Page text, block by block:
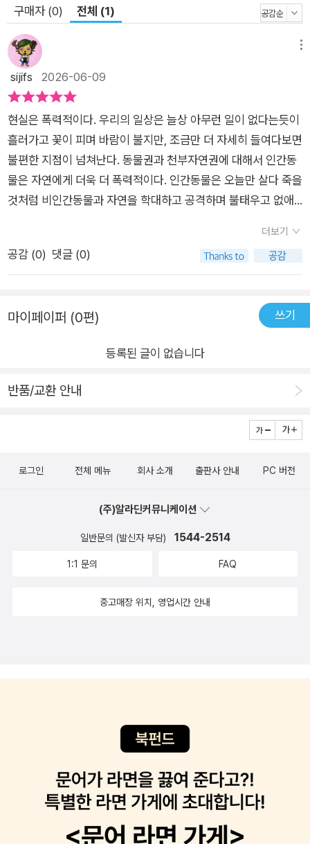
이는 수천억 마리의 물고기가 아무 이유 없이 죽임을 당한다는 말
인한 기마 사냥은 전통의 이름으로 계속되고 있다. 착취와 파괴의
근저에는 “자기가 동물이 아니라고 생각하는 유일한 동물”인 인
간이 다른 동물보다 우월하다는 생각이 놓여 있다. 저자는 이를
성찰을 검토한다. 우선 몽테뉴, 제러미 벤담은 지능의 서열화에
의문을 표했고, 플루타르코스, 피타고라스, 루소는 동물이 불필요
하게 고통받아서는 안 된다는 사실을 그들의 시대에 이미 옹호했
다. 저자는 이런 생각이 일시적인 유행이나 갑자기 등장한 것이
아니라 수세기 동안 존재해 온 윤리적 태도라고 말한다. 3. 멸종
을 이어가는 작은 영웅들의 이야기 바키타는 몸길이 150센티미
0마리밖에 남지 않은 멸종 위기종이다. 저자는 적은 수이지만 여
전히 존재하는 바키타가 회복력과 희망의 강력한 상징이라고 말
한다. 어업으로 멸종 위기에 처한 그들은 인간의 소비가 자연에
택을 이루는 벽돌 하나를 상징하기도 한다. 공동 주택의 벽돌이
무너지지 않는 것은 생태계의 균형을 되찾기 위한 노력과 실천이
의 환경운동가 오메로 고메스, 고릴라와 인간의 평화로운 공존을
동물이 자유롭게 노니는 그로앵그로앵 안식처, 활동가가 된 전직
돌고래 조련사와 도축장 노동자, 생물학자, 해양보전운동가, 로컬
국 줄이기, 새로 사지 않고 고쳐 쓰기, 정치인에게 환경을 고려한
구매자 (0) 전체 (1)
sijifs 2026-06-09
현실은 폭력적이다. 우리의 일상은 늘상 아무런 일이 없다는듯이
흘러가고 꽃이 피며 바람이 불지만, 조금만 더 자세히 들여다보면
불편한 지점이 넘쳐난다. 동물권과 천부자연권에 대해서 인간동
물은 자연에게 더욱 더 폭력적이다. 인간동물은 오늘만 살다 죽을
것처럼 비인간동물과 자연을 학대하고 공격하며 불태우고 없애
다면, 지구에서 없애버려도 상관없다는 식이다. '최후의 바키
타'는 아름다운 그림으로 현실을 묘사하여 인간이 저지른 폭력을
물이 고래를 공격하여 고래의 피로 물들여진 바다, 환경파괴로 인
해 서식지에서 쫓겨난 동물과 쓰러져있는 나무는 인간동물의 잔
지 않기 위해 인간동물 전체가 저지른 악행을 회피하는 것은 옳은
인간동물이 되길 바란다.
더보기
공감 (0) 댓글 (0)
마이페이퍼 (0편) 쓰기
등록된 글이 없습니다
반품/교환 안내
로그인 전체 메뉴 회사 소개 출판사 안내 PC 버전
(주)알라딘커뮤니케이션
일반문의 (발신자 부담) 1544-2514
1:1 문의 FAQ
중고매장 위치, 영업시간 안내